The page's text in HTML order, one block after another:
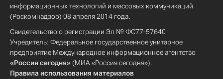
информационных технологий и массовых коммуникаций
(Роскомнадзор) 08 апреля 2014 года.
Свидетельство о регистрации Эл № ФС77-57640
Учредитель: Федеральное государственное унитарное
предприятие Международное информационное агентство
«Россия сегодня» (МИА «Россия сегодня»).
Правила использования материалов